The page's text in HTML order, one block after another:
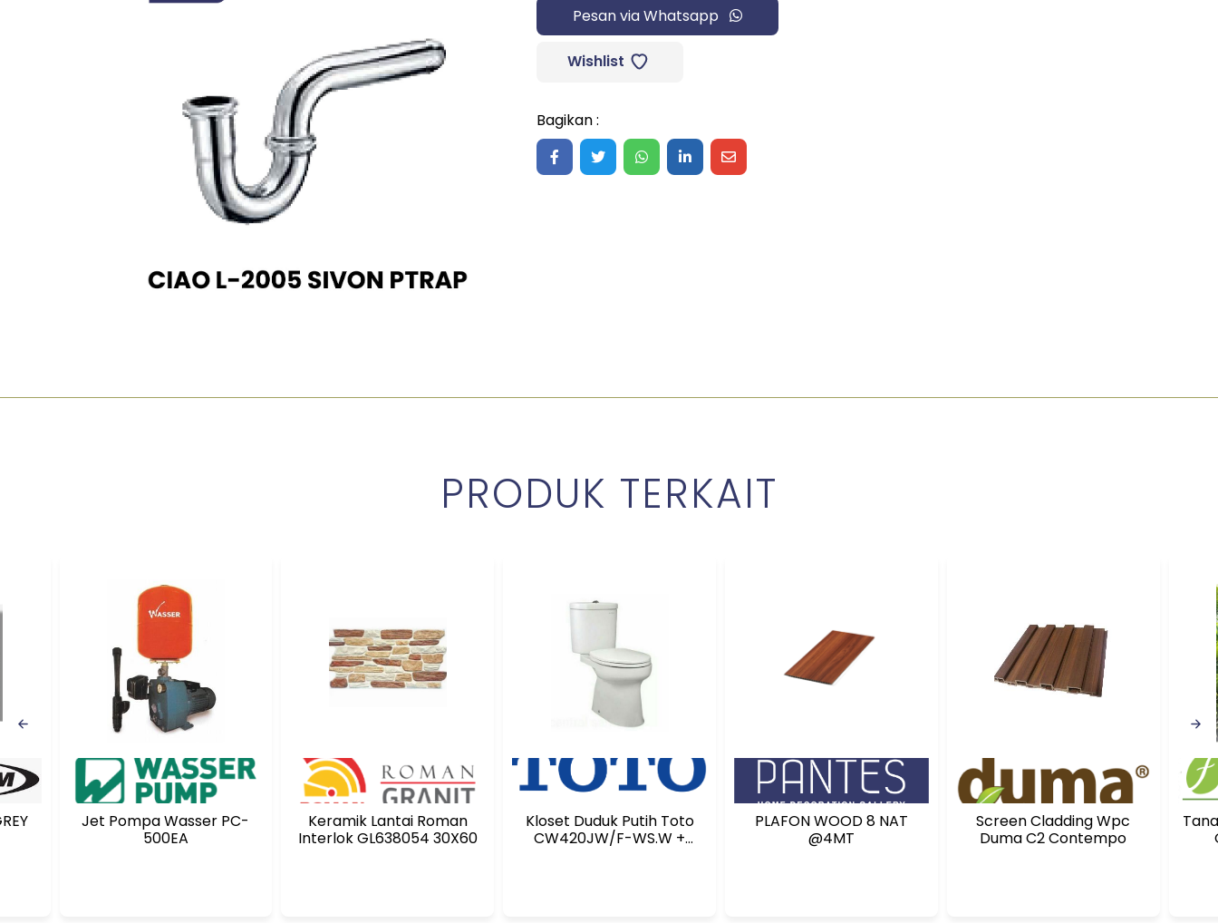
Pesan via Whatsapp
Wishlist
Bagikan :
Share on Facebook
Share on Twitter
Share on WhatsApp
Share on LinkedIn
Share on Mail
PRODUK TERKAIT
Jet Pompa Wasser PC-
500EA
Keramik Lantai Roman
Interlok GL638054 30X60
Kloset Duduk Putih Toto
CW420JW/F-WS.W +
PLAFON WOOD 8 NAT
@4MT
Screen Cladding Wpc
Duma C2 Contempo